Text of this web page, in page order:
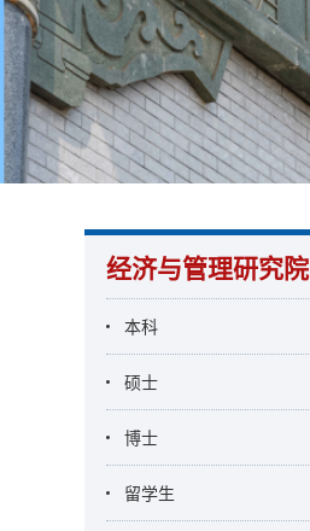
经济与管理研究院
本科
硕士
博士
留学生